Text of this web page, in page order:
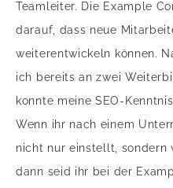
Teamleiter. Die Example
darauf, dass neue
weiterentwickeln können.
ich bereits an zwei
konnte meine SEO-
Wenn ihr nach einem
nicht nur einstellt, sondern
dann seid ihr bei der